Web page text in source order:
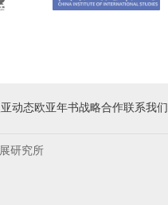
亚动态欧亚年书战略合作联系我们
研究所